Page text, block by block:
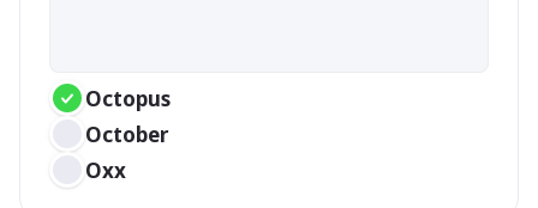
Octopus
October
Oxx